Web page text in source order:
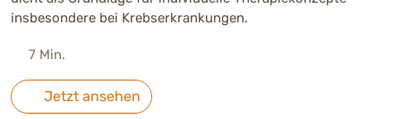
insbesondere bei Krebserkrankungen.
7 Min.
Jetzt ansehen